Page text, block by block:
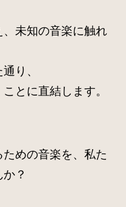
、未知の音楽に触れ
り、
ことに直結します。
めの音楽を、私た
？